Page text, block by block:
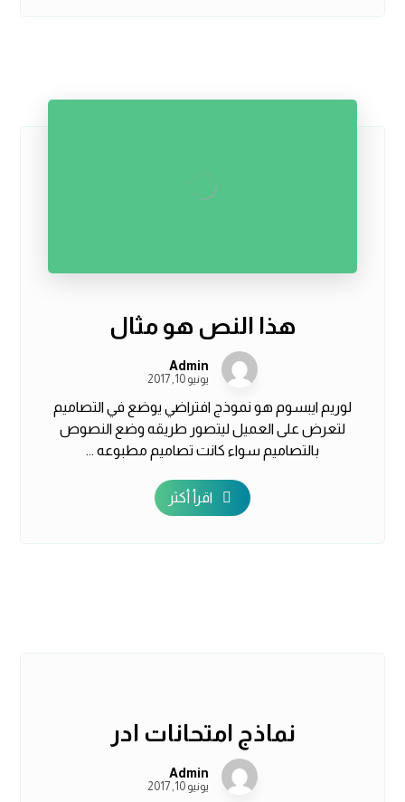
هذا النص هو مثال
Admin
يونيو 10, 2017
لوريم ايبسوم هو نموذج افتراضي يوضع في التصاميم
لتعرض على العميل ليتصور طريقه وضع النصوص
بالتصاميم سواء كانت تصاميم مطبوعه ...
اقرأ أكثر
نماذج امتحانات ادر
Admin
يونيو 10, 2017